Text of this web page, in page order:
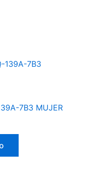
7B3 MUJER